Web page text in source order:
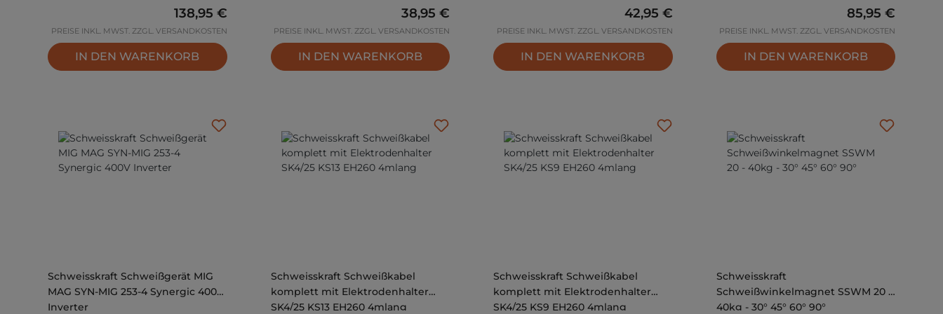
Regulärer Preis:
138,95 €
PREISE INKL. MWST. ZZGL. VERSANDKOSTEN
IN DEN WARENKORB
Regulärer Preis:
38,95 €
PREISE INKL. MWST. ZZGL. VERSANDKOSTEN
IN DEN WARENKORB
Regulärer Preis:
42,95 €
PREISE INKL. MWST. ZZGL. VERSANDKOSTEN
IN DEN WARENKORB
Regulärer
85,95 €
PREISE INKL. MWST. ZZGL. VERSANDKOSTEN
IN DEN WARENKORB
Schweisskraft Schweißgerät MIG
MAG SYN-MIG 253-4 Synergic 400V
Inverter
Schweisskraft Schweißkabel
komplett mit Elektrodenhalter
SK4/25 KS13 EH260 4mlang
Schweisskraft Schweißkabel
komplett mit Elektrodenhalter
SK4/25 KS9 EH260 4mlang
Schweisskraft
Schweißwinkelmagnet SSWM 20 -
40kg - 30° 45° 60° 90°